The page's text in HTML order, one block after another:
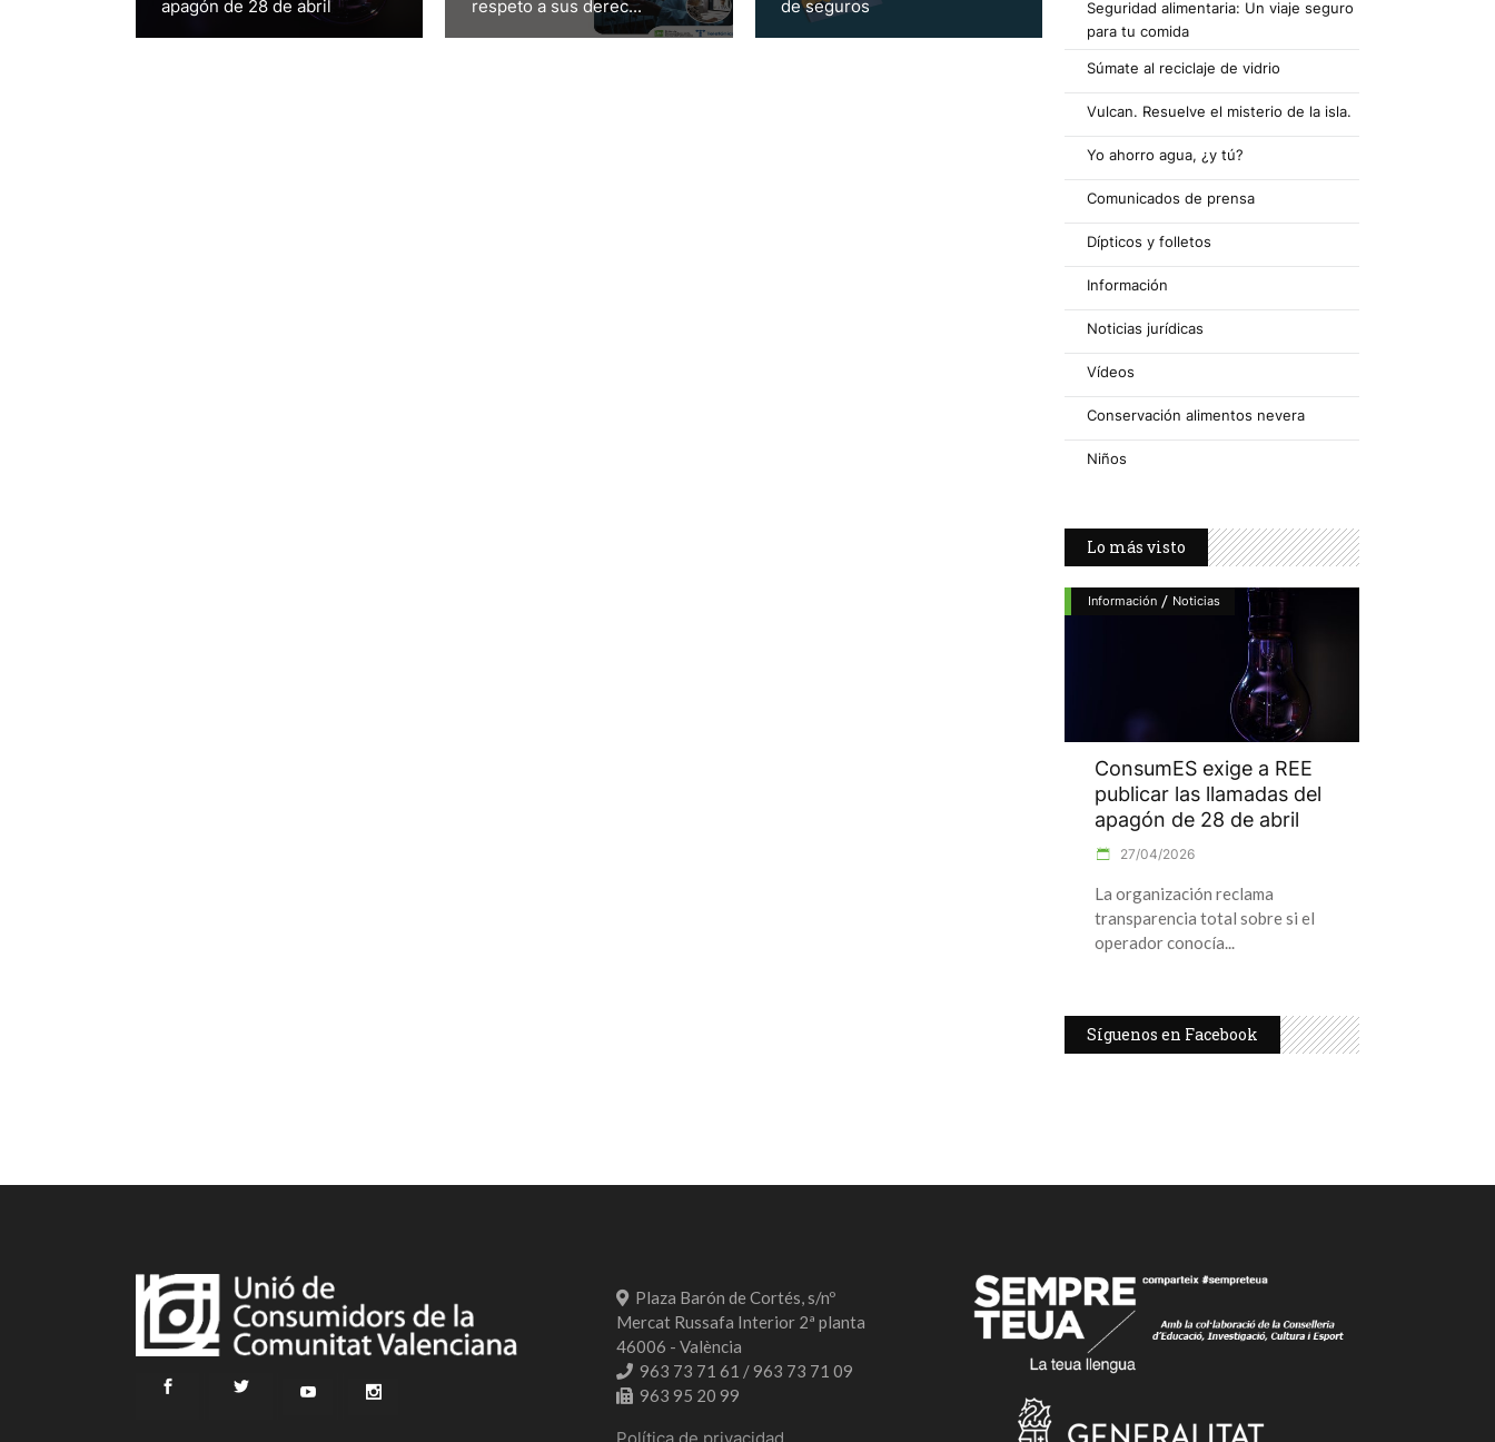
apagón de 28 de abril
respeto a sus derec...
de seguros
Seguridad alimentaria: Un viaje seguro
para tu comida
Súmate al reciclaje de vidrio
Vulcan. Resuelve el misterio de la isla.
Yo ahorro agua, ¿y tú?
Comunicados de prensa
Dípticos y folletos
Información
Noticias jurídicas
Vídeos
Conservación alimentos nevera
Niños
Lo más visto
Información / Noticias
ConsumES exige a REE
publicar las llamadas del
apagón de 28 de abril
27/04/2026
La organización reclama
transparencia total sobre si el
operador conocía
Síguenos en Facebook
Plaza Barón de Cortés, s/nº
Mercat Russafa Interior 2ª planta
46006 - València
963 73 71 61 / 963 73 71 09
963 95 20 99
Política de privacidad